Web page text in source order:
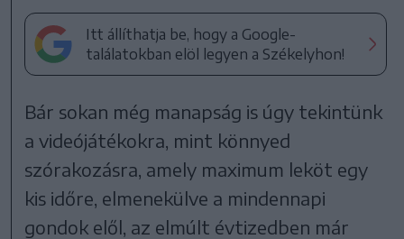
Itt állíthatja be, hogy a Google-
találatokban elöl legyen a Székelyhon!
Bár sokan még manapság is úgy tekintünk
a videójátékokra, mint könnyed
szórakozásra, amely maximum leköt egy
kis időre, elmenekülve a mindennapi
gondok elől, az elmúlt évtizedben már